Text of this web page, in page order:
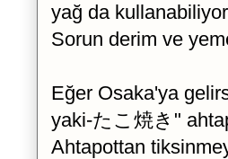
yağ da
Sorun derim ve
Eğer Osaka'ya
yaki-たこ焼き"
Ahtapottan